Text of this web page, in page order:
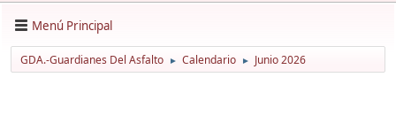
Menú Principal
GDA.-Guardianes Del Asfalto ► Calendario ► Junio 2026